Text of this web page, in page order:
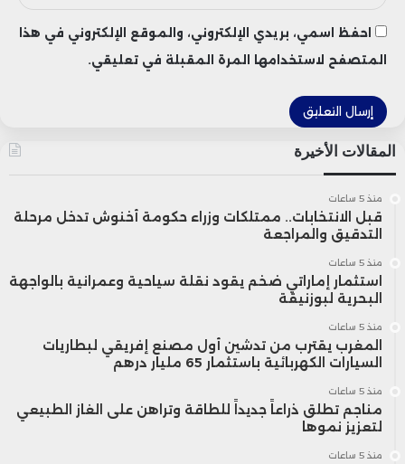
احفظ اسمي، بريدي الإلكتروني، والموقع الإلكتروني في هذا
المتصفح لاستخدامها المرة المقبلة في تعليقي.
المقالات الأخيرة
منذ 5 ساعات
قبل الانتخابات.. ممتلكات وزراء حكومة أخنوش تدخل مرحلة
التدقيق والمراجعة
منذ 5 ساعات
استثمار إماراتي ضخم يقود نقلة سياحية وعمرانية بالواجهة
البحرية لبوزنيقة
منذ 5 ساعات
المغرب يقترب من تدشين أول مصنع إفريقي لبطاريات
السيارات الكهربائية باستثمار 65 مليار درهم
منذ 5 ساعات
مناجم تطلق ذراعاً جديداً للطاقة وتراهن على الغاز الطبيعي
لتعزيز نموها
منذ 5 ساعات